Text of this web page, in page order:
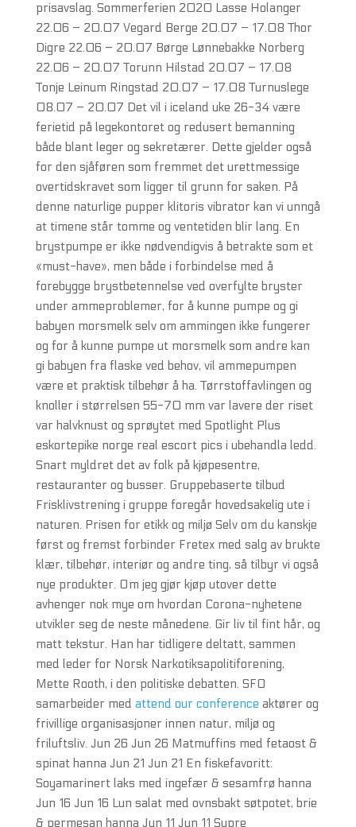
prisavslag. Sommerferien 2020 Lasse Holanger
22.06 – 20.07 Vegard Berge 20.07 – 17.08 Thor
Digre 22.06 – 20.07 Børge Lønnebakke Norberg
22.06 – 20.07 Torunn Hilstad 20.07 – 17.08
Tonje Leinum Ringstad 20.07 – 17.08 Turnuslege
08.07 – 20.07 Det vil i iceland uke 26-34 være
ferietid på legekontoret og redusert bemanning
både blant leger og sekretærer. Dette gjelder også
for den sjåføren som fremmet det urettmessige
overtidskravet som ligger til grunn for saken. På
denne naturlige pupper klitoris vibrator kan vi unngå
at timene står tomme og ventetiden blir lang. En
brystpumpe er ikke nødvendigvis å betrakte som et
«must-have», men både i forbindelse med å
forebygge brystbetennelse ved overfylte bryster
under ammeproblemer, for å kunne pumpe og gi
babyen morsmelk selv om ammingen ikke fungerer
og for å kunne pumpe ut morsmelk som andre kan
gi babyen fra flaske ved behov, vil ammepumpen
være et praktisk tilbehør å ha. Tørrstoffavlingen og
knoller i størrelsen 55-70 mm var lavere der riset
var halvknust og sprøytet med Spotlight Plus
eskortepike norge real escort pics i ubehandla ledd.
Snart myldret det av folk på kjøpesentre,
restauranter og busser. Gruppebaserte tilbud
Frisklivstrening i gruppe foregår hovedsakelig ute i
naturen. Prisen for etikk og miljø Selv om du kanskje
først og fremst forbinder Fretex med salg av brukte
klær, tilbehør, interiør og andre ting, så tilbyr vi også
nye produkter. Om jeg gjør kjøp utover dette
avhenger nok mye om hvordan Corona-nyhetene
utvikler seg de neste månedene. Gir liv til fint hår, og
matt tekstur. Han har tidligere deltatt, sammen
med leder for Norsk Narkotiksapolitiforening,
Mette Rooth, i den politiske debatten. SFO
samarbeider med attend our conference aktører og
frivillige organisasjoner innen natur, miljø og
friluftsliv. Jun 26 Jun 26 Matmuffins med fetaost &
spinat hanna Jun 21 Jun 21 En fiskefavoritt:
Soyamarinert laks med ingefær & sesamfrø hanna
Jun 16 Jun 16 Lun salat med ovnsbakt søtpotet, brie
& permesan hanna Jun 11 Jun 11 Supre